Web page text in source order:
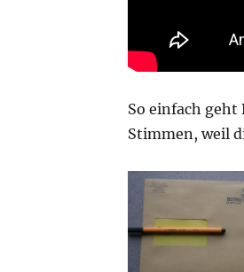
So einfach
Stimmen, weil